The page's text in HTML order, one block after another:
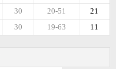
21
20-51
30
11
19-63
30